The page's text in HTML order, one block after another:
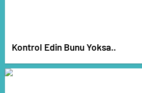
Kontrol Edin Bunu Yoksa..